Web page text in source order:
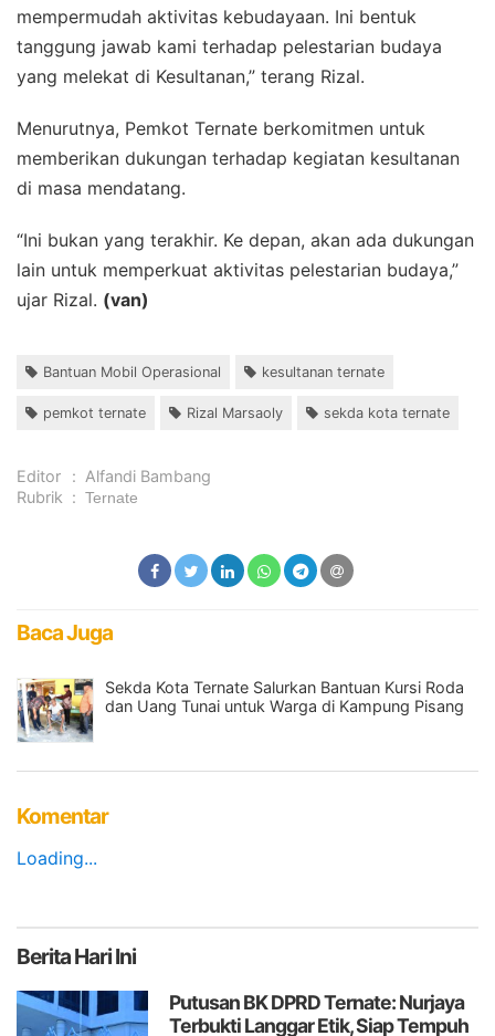
mempermudah aktivitas kebudayaan. Ini bentuk
tanggung jawab kami terhadap pelestarian budaya
yang melekat di Kesultanan,” terang Rizal.
Menurutnya, Pemkot Ternate berkomitmen untuk
memberikan dukungan terhadap kegiatan kesultanan
di masa mendatang.
“Ini bukan yang terakhir. Ke depan, akan ada dukungan
lain untuk memperkuat aktivitas pelestarian budaya,”
ujar Rizal. (van)
Bantuan Mobil Operasional kesultanan ternate
pemkot ternate Rizal Marsaoly sekda kota ternate
Editor : Alfandi Bambang
Rubrik : Ternate
Baca Juga
Sekda Kota Ternate Salurkan Bantuan Kursi Roda
dan Uang Tunai untuk Warga di Kampung Pisang
Komentar
Loading...
BeritaHari Ini
Putusan BK DPRD Ternate: Nurjaya
Terbukti Langgar Etik, Siap Tempuh